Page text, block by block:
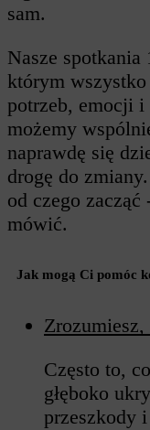
sam.
Nasze spotkania
którym
potrzeb, emocji i
możemy
naprawdę się
drogę do
od czego
mówić.
Jak mogą Ci pomóc
Często to,
głęboko
przeszkody